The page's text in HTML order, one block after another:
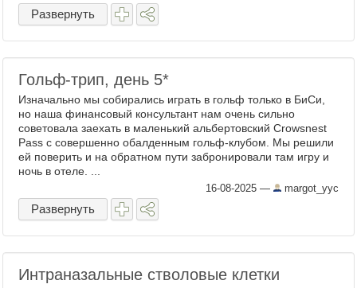
Развернуть
Гольф-трип, день 5​*
Изначально мы собирались играть в гольф только в БиСи,
но наша финансовый консультант нам очень сильно
советовала заехать в маленький альбертовский Crowsnest
Pass с совершенно обалденным гольф-клубом. Мы решили
ей поверить и на обратном пути забронировали там игру и
ночь в отеле. ...
16-08-2025 — margot_yyc
Развернуть
Интраназальные стволовые клетки